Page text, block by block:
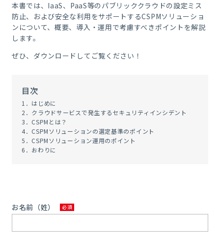
本書では、IaaS、PaaS等のパブリッククラウドの設定ミス
防止、および安全な利用をサポートするCSPMソリューショ
ンについて、概要、導入・運用で考慮すべきポイントを解説
します。
ぜひ、ダウンロードしてご覧ください！
目次
1．はじめに
2．クラウドサービスで発生するセキュリティインシデント
3．CSPMとは？
4．CSPMソリューションの選定基準のポイント
5．CSPMソリューション運用のポイント
6．おわりに
お名前（姓）